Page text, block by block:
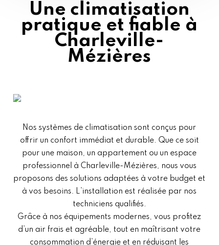
Une climatisation
pratique et fiable à
Charleville-
Mézières
Nos systèmes de climatisation sont conçus pour
offrir un confort immédiat et durable. Que ce soit
pour une maison, un appartement ou un espace
professionnel à Charleville-Mézières, nous vous
proposons des solutions adaptées à votre budget et
à vos besoins. L’installation est réalisée par nos
techniciens qualifiés.
Grâce à nos équipements modernes, vous profitez
d’un air frais et agréable, tout en maîtrisant votre
consommation d’énergie et en réduisant les